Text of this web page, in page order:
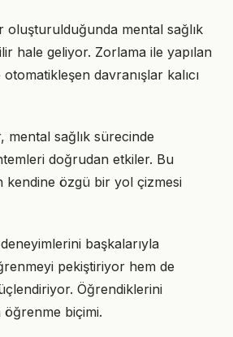
oluşturulduğunda mental sağlık
hale geliyor. Zorlama ile yapılan
davranışlar kalıcı
mental sağlık sürecinde
doğrudan etkiler. Bu
kendine özgü bir yol çizmesi
başkalarıyla
pekiştiriyor hem de
Öğrendiklerini
biçimi.